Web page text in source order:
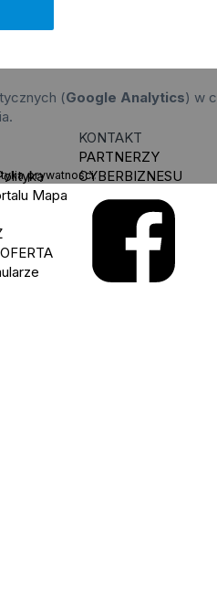
(Google Analytics) w
prywatności.
Mapa
KONTAKT
PARTNERZY
CYBERBIZNESU